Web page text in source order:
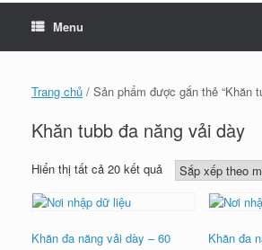
Menu
Trang chủ / Sản phẩm được gắn thẻ “Khăn
Khăn tubb đa năng vải dày
Hiển thị tất cả 20 kết quảĐã
sắp
mới
Khăn đa năng vải dày – 60 Khăn đa